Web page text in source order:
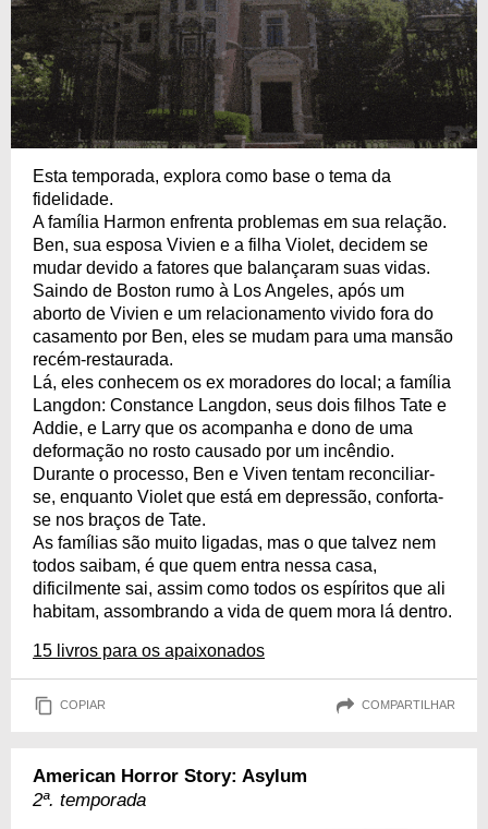
Esta temporada, explora como base o tema da
fidelidade.
A família Harmon enfrenta problemas em sua relação.
Ben, sua esposa Vivien e a filha Violet, decidem se
mudar devido a fatores que balançaram suas vidas.
Saindo de Boston rumo à Los Angeles, após um
aborto de Vivien e um relacionamento vivido fora do
casamento por Ben, eles se mudam para uma mansão
recém-restaurada.
Lá, eles conhecem os ex moradores do local; a família
Langdon: Constance Langdon, seus dois filhos Tate e
Addie, e Larry que os acompanha e dono de uma
deformação no rosto causado por um incêndio.
Durante o processo, Ben e Viven tentam reconciliar-
se, enquanto Violet que está em depressão, conforta-
se nos braços de Tate.
As famílias são muito ligadas, mas o que talvez nem
todos saibam, é que quem entra nessa casa,
dificilmente sai, assim como todos os espíritos que ali
habitam, assombrando a vida de quem mora lá dentro.
15 livros para os apaixonados
COPIAR COMPARTILHAR
American Horror Story: Asylum
2ª. temporada